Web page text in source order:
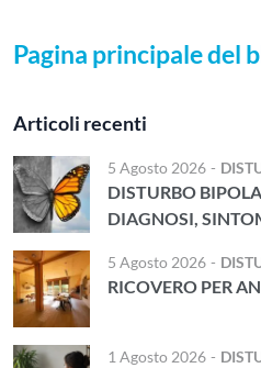
Pagina principale del
Articoli recenti
5 Agosto 2026 -
DISTURBO
DIAGNOSI,
5 Agosto 2026 -
RICOVERO PER
1 Agosto 2026 -